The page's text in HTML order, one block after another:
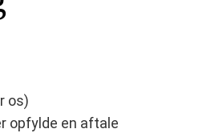
os)
opfylde en aftale